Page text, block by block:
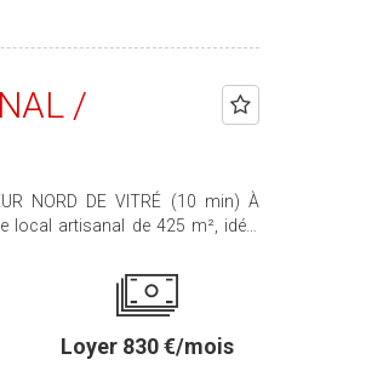
/
local artisanal de 425 m², idéal
70 m², ainsi qu'un entrepôt
pour un espace de stockage
Loyer 830 €/mois